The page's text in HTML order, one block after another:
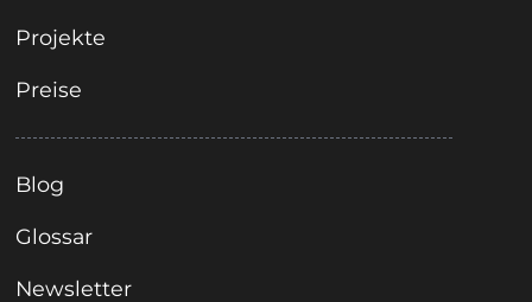
Projekte
Preise
Blog
Glossar
Newsletter